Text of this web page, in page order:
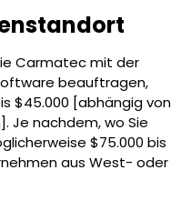
Carmatec mit der
beauftragen,
$45.000 [abhängig von
Je nachdem, wo Sie
$75.000 bis
aus West- oder